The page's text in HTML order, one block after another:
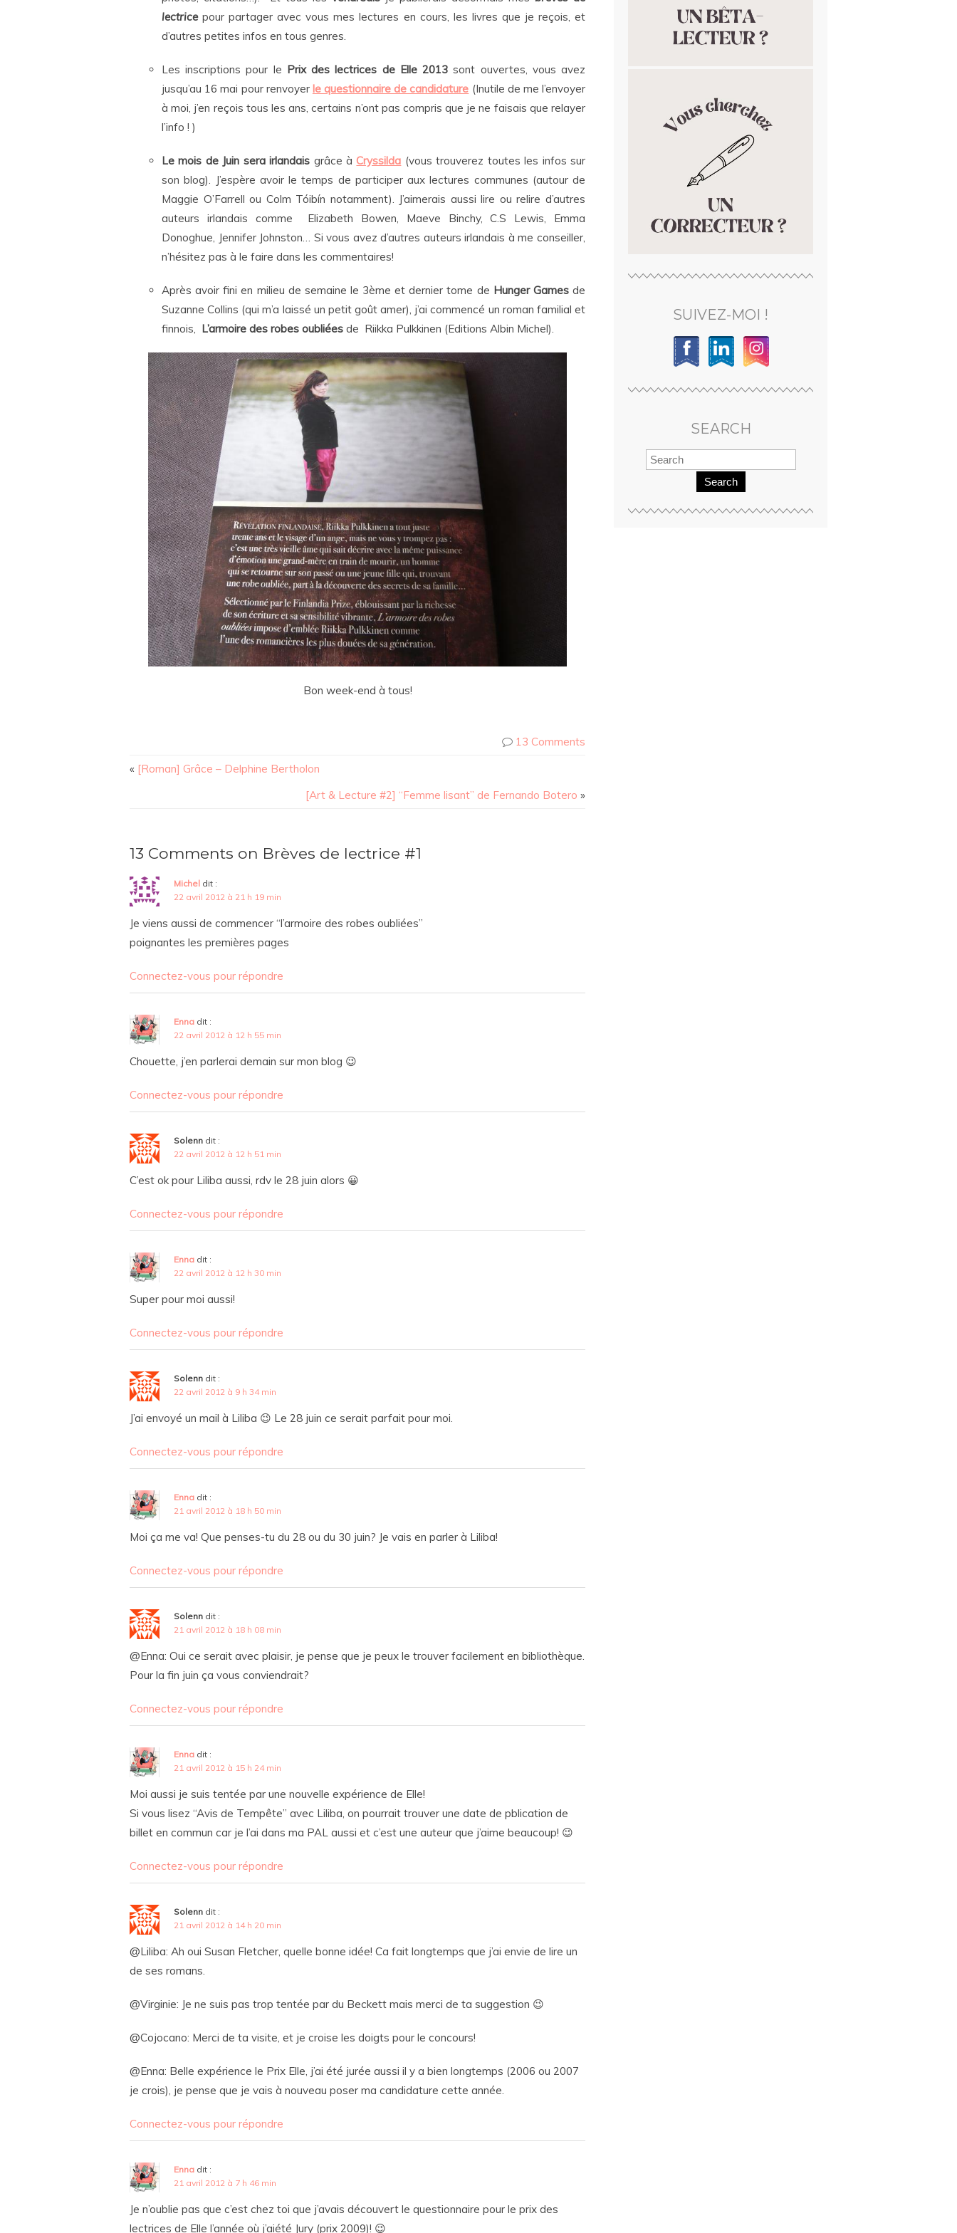
lectrice pour partager avec vous mes lectures en cours, les livres que je reçois, et
d’autres petites infos en tous genres.
Les inscriptions pour le Prix des lectrices de Elle 2013 sont ouvertes, vous avez
jusqu’au 16 mai pour renvoyer le questionnaire de candidature (Inutile de me l’envoyer
à moi, j’en reçois tous les ans, certains n’ont pas compris que je ne faisais que relayer
l’info ! )
Le mois de Juin serairlandais grâce à Cryssilda (vous trouverez toutes les infos sur
son blog). J’espère avoir le temps de participer aux lectures communes (autour de
Maggie O’Farrell ou Colm Tóibín notamment). J’aimerais aussi lire ou relire d’autres
auteurs irlandais comme Elizabeth Bowen, Maeve Binchy, C.S Lewis, Emma
Donoghue, Jennifer Johnston… Si vous avez d’autres auteurs irlandais à me conseiller,
n’hésitez pas à le faire dans les commentaires!
Après avoir fini en milieu de semaine le 3ème et dernier tome de Hunger Gamesde
Suzanne Collins (qui m’a laissé un petit goût amer), j’ai commencé un roman familial et
finnois, L’armoire des robes oubliées de Riikka Pulkkinen (Editions Albin Michel).
Bon week-end à tous!
13 Comments
« [Roman] Grâce – Delphine Bertholon
[Art & Lecture #2] “Femme lisant” de Fernando Botero »
13 Comments on Brèves de lectrice #1
Michel dit :
22 avril 2012 à 21 h 19 min
Je viens aussi de commencer “l’armoire des robes oubliées”
poignantes les premières pages
Connectez-vous pour répondre
Enna dit :
22 avril 2012 à 12 h 55 min
Chouette, j’en parlerai demain sur mon blog 😉
Connectez-vous pour répondre
Solenn dit :
22 avril 2012 à 12 h 51 min
C’est ok pour Liliba aussi, rdv le 28 juin alors 😀
Connectez-vous pour répondre
Enna dit :
22 avril 2012 à 12 h 30 min
Super pour moi aussi!
Connectez-vous pour répondre
Solenn dit :
22 avril 2012 à 9 h 34 min
J’ai envoyé un mail à Liliba 😉 Le 28 juin ce serait parfait pour moi.
Connectez-vous pour répondre
Enna dit :
21 avril 2012 à 18 h 50 min
Moi ça me va! Que penses-tu du 28 ou du 30 juin? Je vais en parler à Liliba!
Connectez-vous pour répondre
Solenn dit :
21 avril 2012 à 18 h 08 min
@Enna: Oui ce serait avec plaisir, je pense que je peux le trouver facilement en bibliothèque.
Pour la fin juin ça vous conviendrait?
Connectez-vous pour répondre
Enna dit :
21 avril 2012 à 15 h 24 min
Moi aussi je suis tentée par une nouvelle expérience de Elle!
Si vous lisez “Avis de Tempête” avec Liliba, on pourrait trouver une date de pblication de
billet en commun car je l’ai dans ma PAL aussi et c’est une auteur que j’aime beaucoup! 😉
Connectez-vous pour répondre
Solenn dit :
21 avril 2012 à 14 h 20 min
@Liliba: Ah oui Susan Fletcher, quelle bonne idée! Ca fait longtemps que j’ai envie de lire un
de ses romans.
@Virginie: Je ne suis pas trop tentée par du Beckett mais merci de ta suggestion 😉
@Cojocano: Merci de ta visite, et je croise les doigts pour le concours!
@Enna: Belle expérience le Prix Elle, j’ai été jurée aussi il y a bien longtemps (2006 ou 2007
je crois), je pense que je vais à nouveau poser ma candidature cette année.
Connectez-vous pour répondre
Enna dit :
21 avril 2012 à 7 h 46 min
Je n’oublie pas que c’est chez toi que j’avais découvert le questionnaire pour le prix des
lectrices de Elle l’année où j’aiété Jury (prix 2009)! 😉
SUIVEZ-MOI !
SEARCH
Search